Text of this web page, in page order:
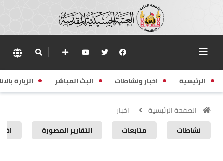
الرئيسية اخبار ونشاطات البث المباشر الزيارة
الصفحة الرئيسية
اخبار
نشاطات
متابعات التقارير المصورة